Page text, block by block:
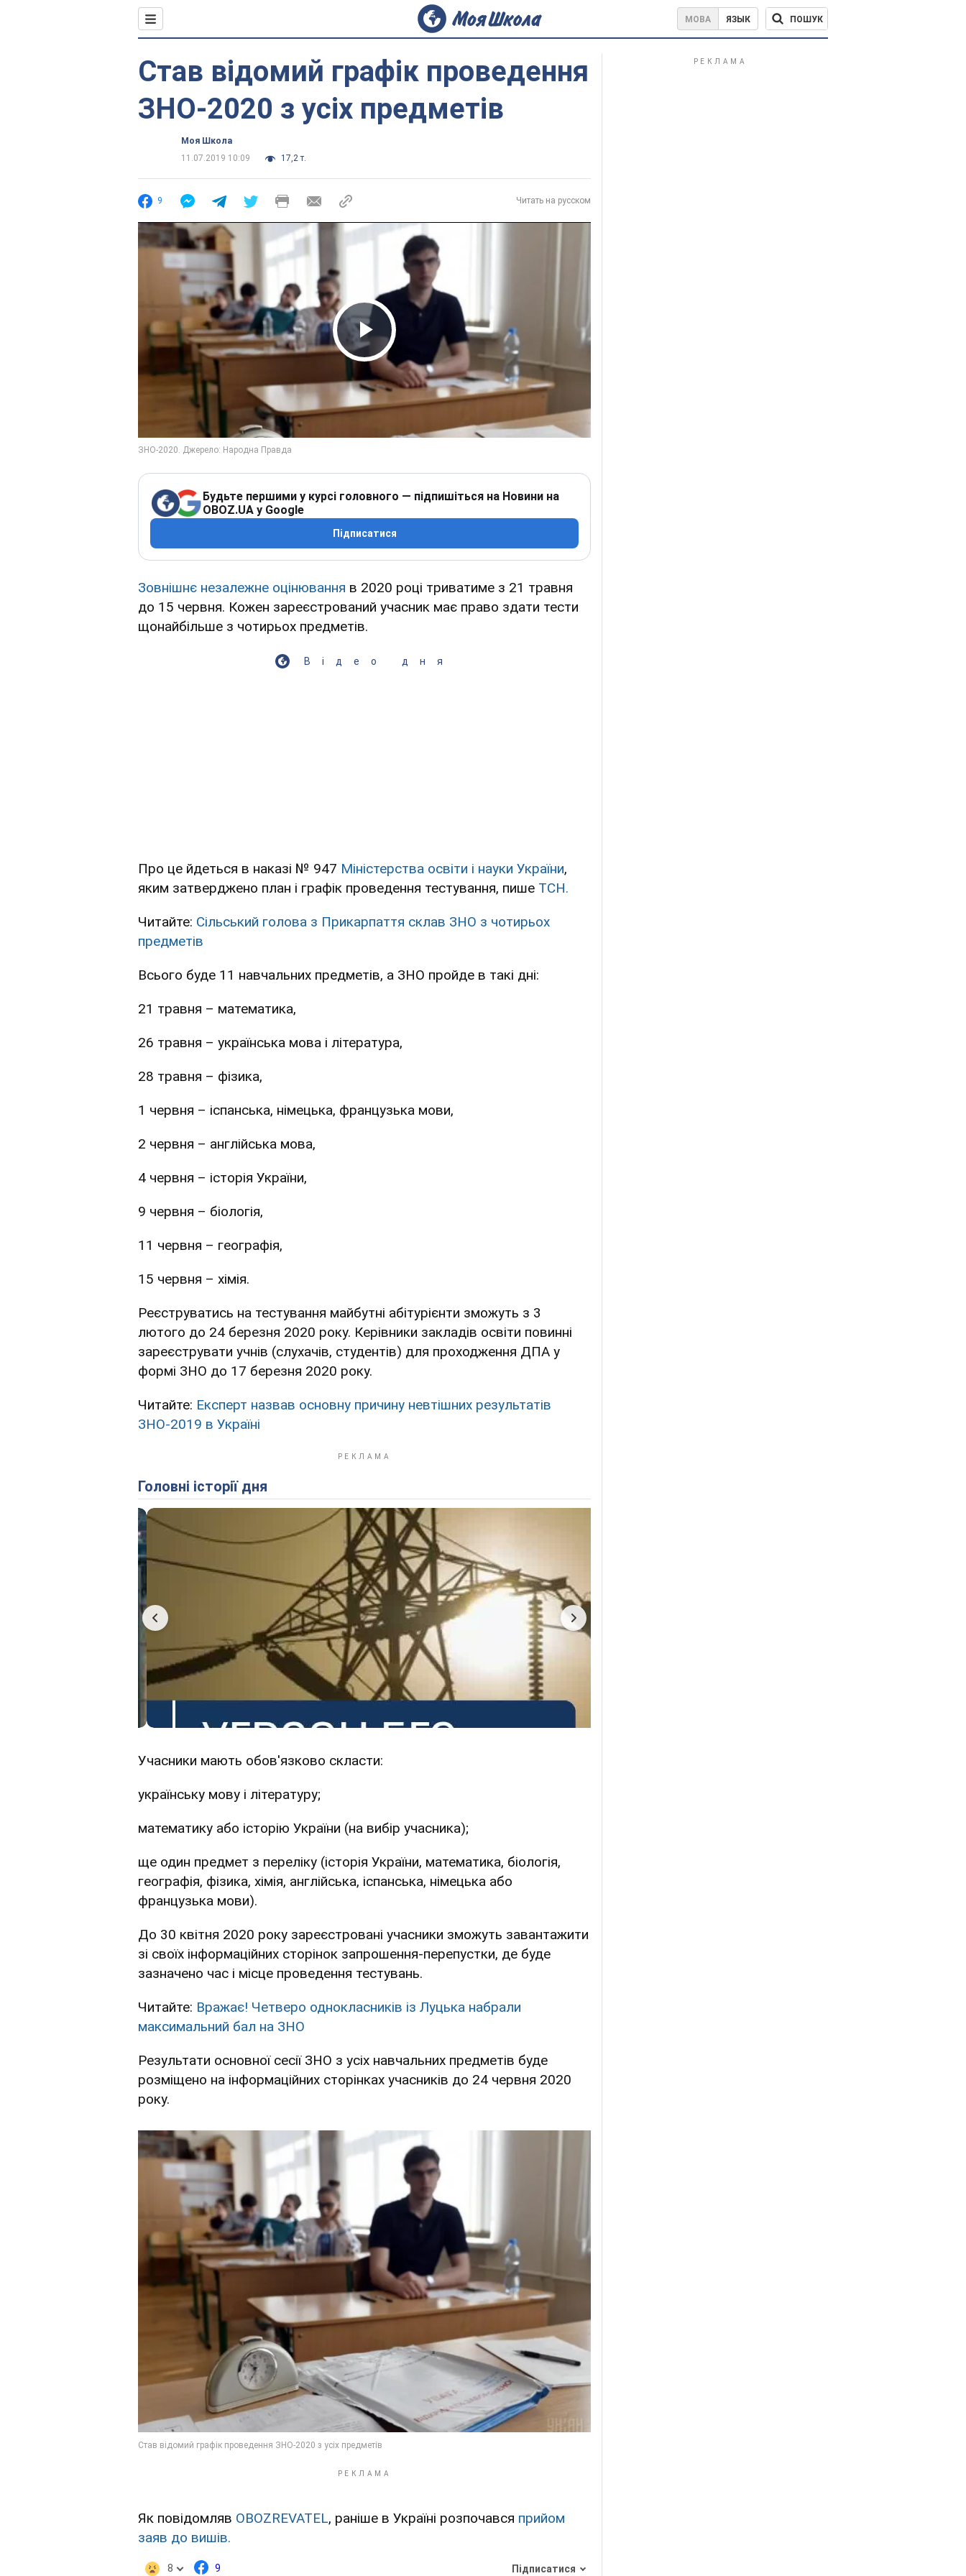
МОВА ЯЗЫК ПОШУК
Став відомий графік проведення
ЗНО-2020 з усіх предметів
Моя Школа
11.07.2019 10:09
17,2 т.
9 Читать на русском
Play Video
Будьте першими у курсі головного — підпишіться на Новини на
OBOZ.UA у Google
Підписатися
Зовнішнє незалежне оцінювання в 2020 році триватиме з 21 травня
до 15 червня. Кожен зареєстрований учасник має право здати тести
щонайбільше з чотирьох предметів.
Відео дня
Про це йдеться в наказі № 947 Міністерства освіти і науки України,
яким затверджено план і графік проведення тестування, пише ТСН.
Читайте: Сільський голова з Прикарпаття склав ЗНО з чотирьох
предметів
Всього буде 11 навчальних предметів, а ЗНО пройде в такі дні:
21 травня – математика,
26 травня – українська мова і література,
28 травня – фізика,
1 червня – іспанська, німецька, французька мови,
2 червня – англійська мова,
4 червня – історія України,
9 червня – біологія,
11 червня – географія,
15 червня – хімія.
Реєструватись на тестування майбутні абітурієнти зможуть з 3
лютого до 24 березня 2020 року. Керівники закладів освіти повинні
зареєструвати учнів (слухачів, студентів) для проходження ДПА у
формі ЗНО до 17 березня 2020 року.
Читайте: Експерт назвав основну причину невтішних результатів
ЗНО-2019 в Україні
Головні історії дня
Учасники мають обов'язково скласти:
українську мову і літературу;
математику або історію України (на вибір учасника);
ще один предмет з переліку (історія України, математика, біологія,
географія, фізика, хімія, англійська, іспанська, німецька або
французька мови).
До 30 квітня 2020 року зареєстровані учасники зможуть завантажити
зі своїх інформаційних сторінок запрошення-перепустки, де буде
зазначено час і місце проведення тестувань.
Читайте: Вражає! Четверо однокласників із Луцька набрали
максимальний бал на ЗНО
Результати основної сесії ЗНО з усіх навчальних предметів буде
розміщено на інформаційних сторінках учасників до 24 червня 2020
року.
Як повідомляв OBOZREVATEL, раніше в Україні розпочався прийом
заяв до вишів.
8 9 Підписатися